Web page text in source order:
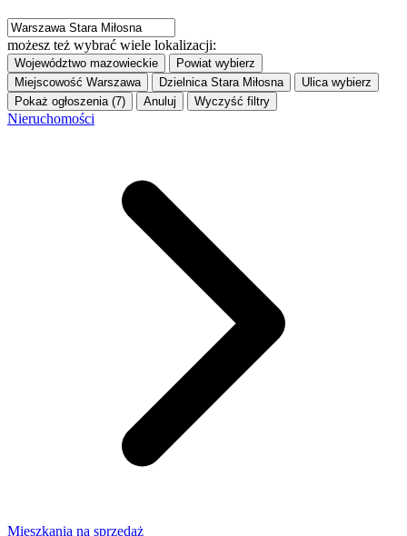
możesz też wybrać wiele lokalizacji:
Województwo mazowieckie Powiat wybierz
Miejscowość Warszawa Dzielnica Stara Miłosna Ulica wybierz
Pokaż ogłoszenia (7)
Anuluj Wyczyść filtry
Nieruchomości
Mieszkania na sprzedaż